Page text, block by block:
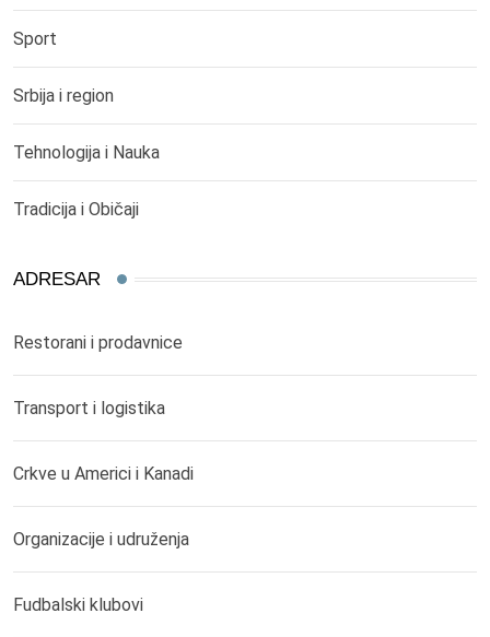
Sport
Srbija i region
Tehnologija i Nauka
Tradicija i Običaji
ADRESAR
Restorani i prodavnice
Transport i logistika
Crkve u Americi i Kanadi
Organizacije i udruženja
Fudbalski klubovi